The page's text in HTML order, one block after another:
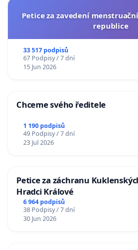
Petice za zavedení
republice
33 517 podpisů
67 Podpisy / 7 dní
15 Jun 2026
Chceme svého ředitele
1 190 podpisů
49 Podpisy / 7 dní
23 Jul 2026
Petice za záchranu
Hradci Králové
6 964 podpisů
38 Podpisy / 7 dní
30 Jun 2026